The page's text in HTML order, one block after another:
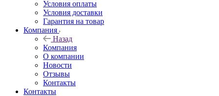
Условия оплаты
Условия доставки
Гарантия на товар
Компания
Назад
Компания
О компании
Новости
Отзывы
Контакты
Контакты